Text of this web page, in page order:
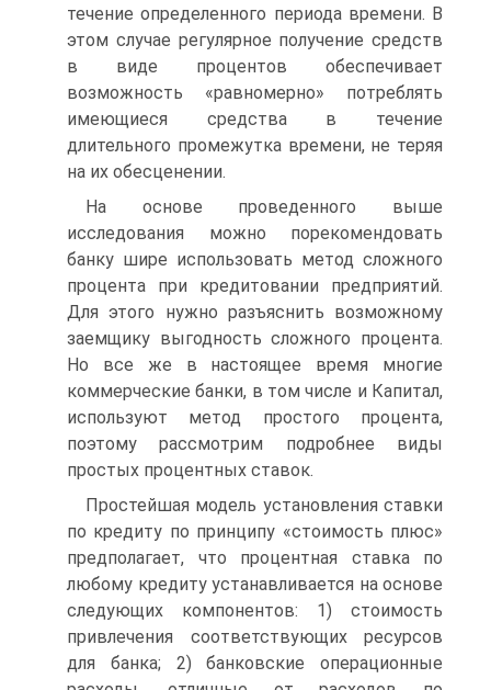
течение определенного периода времени. В
этом случае регулярное получение средств
в виде процентов обеспечивает
возможность «равномерно» потреблять
имеющиеся средства в течение
длительного промежутка времени, не теряя
на их обесценении.
На основе проведенного выше
исследования можно порекомендовать
банку шире использовать метод сложного
процента при кредитовании предприятий.
Для этого нужно разъяснить возможному
заемщику выгодность сложного процента.
Но все же в настоящее время многие
коммерческие банки, в том числе и Капитал,
используют метод простого процента,
поэтому рассмотрим подробнее виды
простых процентных ставок.
Простейшая модель установления ставки
по кредиту по принципу «стоимость плюс»
предполагает, что процентная ставка по
любому кредиту устанавливается на основе
следующих компонентов: 1) стоимость
привлечения соответствующих ресурсов
для банка; 2) банковские операционные